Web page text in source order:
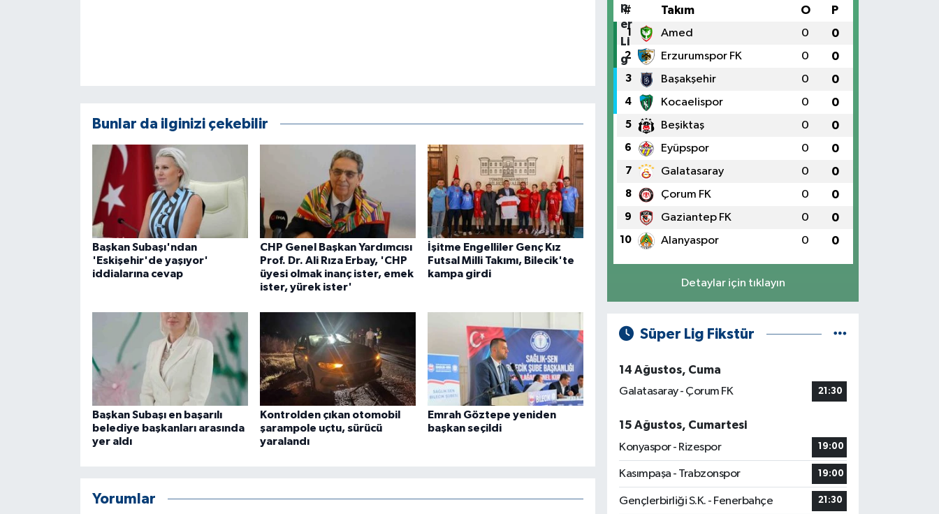
Bunlar da ilginizi çekebilir
Başkan Subaşı'ndan
'Eskişehir'de yaşıyor'
iddialarına cevap
CHP Genel Başkan Yardımcısı
Prof. Dr. Ali Rıza Erbay, 'CHP
üyesi olmak inanç ister, emek
ister, yürek ister'
İşitme Engelliler Genç Kız
Futsal Milli Takımı, Bilecik'te
kampa girdi
Başkan Subaşı en başarılı
belediye başkanları arasında
yer aldı
Kontrolden çıkan otomobil
şarampole uçtu, sürücü
yaralandı
Emrah Göztepe yeniden
başkan seçildi
Yorumlar
# Takım O P
1 Amed 0 0
2 Erzurumspor FK 0 0
3 Başakşehir 0 0
4 Kocaelispor 0 0
5 Beşiktaş 0 0
6 Eyüpspor 0 0
7 Galatasaray 0 0
8 Çorum FK 0 0
9 Gaziantep FK 0 0
10 Alanyaspor 0 0
Detaylar için tıklayın
Süper Lig Fikstür
14 Ağustos, Cuma
Galatasaray - Çorum FK
21:30
15 Ağustos, Cumartesi
Konyaspor - Rizespor
19:00
Kasımpaşa - Trabzonspor 19:00
Gençlerbirliği S.K. - Fenerbahçe 21:30
ÜLKE GÜNDEMİ